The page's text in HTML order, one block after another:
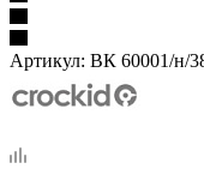
Артикул: ВК 60001/н/